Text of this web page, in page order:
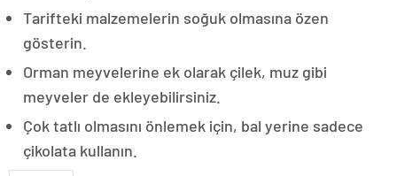
Tarifteki malzemelerin soğuk olmasına özen
gösterin.
Orman meyvelerine ek olarak çilek, muz gibi
meyveler de ekleyebilirsiniz.
Çok tatlı olmasını önlemek için, bal yerine sadece
çikolata kullanın.